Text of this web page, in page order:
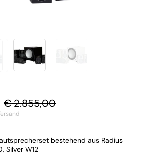
€2.855,00
bestehend aus Radius
Silver W12